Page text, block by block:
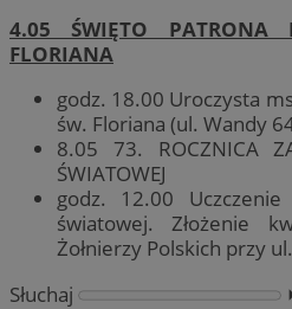
4.05 ŚWIĘTO PATRONA
FLORIANA
godz. 18.00 Uroczysta
św. Floriana (ul. Wandy
8.05 73. ROCZNICA
ŚWIATOWEJ
godz. 12.00
światowej. Złożenie
Żołnierzy Polskich przy
Słuchaj